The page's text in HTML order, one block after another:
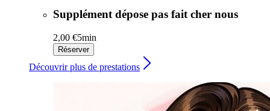
Supplément dépose pas fait cher nous
2,00 €5min
Réserver
Découvrir plus de prestations